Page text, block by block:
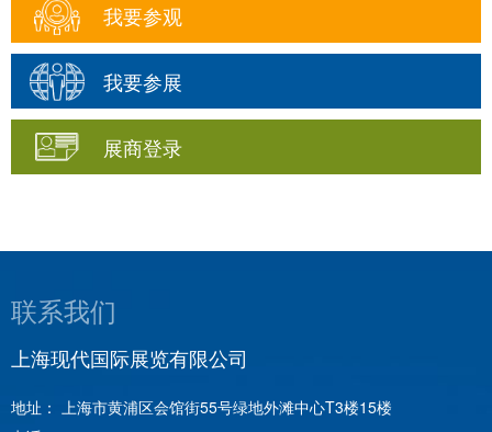
我要参观
我要参展
展商登录
联系我们
上海现代国际展览有限公司
地址： 上海市黄浦区会馆街55号绿地外滩中心T3楼15楼